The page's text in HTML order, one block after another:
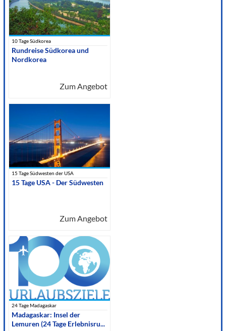
10 Tage Südkorea
Rundreise Südkorea und
Nordkorea
Zum Angebot
15 Tage Südwesten der USA
15 Tage USA - Der Südwesten
Zum Angebot
24 Tage Madagaskar
Madagaskar: Insel der
Lemuren (24 Tage Erlebnisru...